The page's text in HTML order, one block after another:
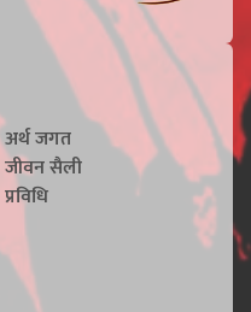
अर्थ जगत
जीवन सैली
प्रविधि